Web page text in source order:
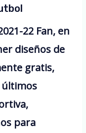
22 Fan, en
diseños de
gratis,
últimos
para